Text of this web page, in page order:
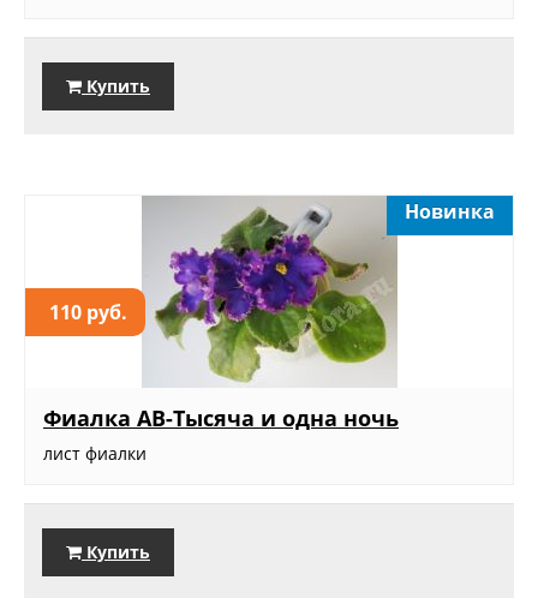
Купить
110 руб.
Новинка
Фиалка АВ-Тысяча и одна ночь
лист фиалки
Купить